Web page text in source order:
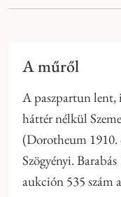
A műről
A paszpartun lent,
háttér nélkül
(Dorotheum 1910.
Szögyényi.
aukción 535 szám